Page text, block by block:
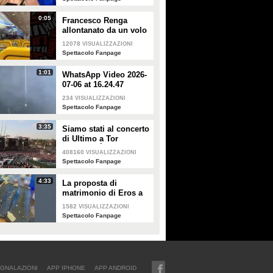
0:05
Francesco Renga
allontanato da un volo
Ryanair dopo una
discussione con gli
12078 VISUALIZZAZIONI
Spettacolo Fanpage
1:01
WhatsApp Video 2026-
07-06 at 16.24.47
234 VISUALIZZAZIONI
Spettacolo Fanpage
3:35
Siamo stati al concerto
di Ultimo a Tor
Vergata: "È il giorno
che aspettavo, questa è
408160 VISUALIZZAZIONI
Spettacolo Fanpage
4:33
La proposta di
matrimonio di Eros a
Guendalina Canessa
1582 VISUALIZZAZIONI
Spettacolo Fanpage
APP IPHONE APP ANDROID